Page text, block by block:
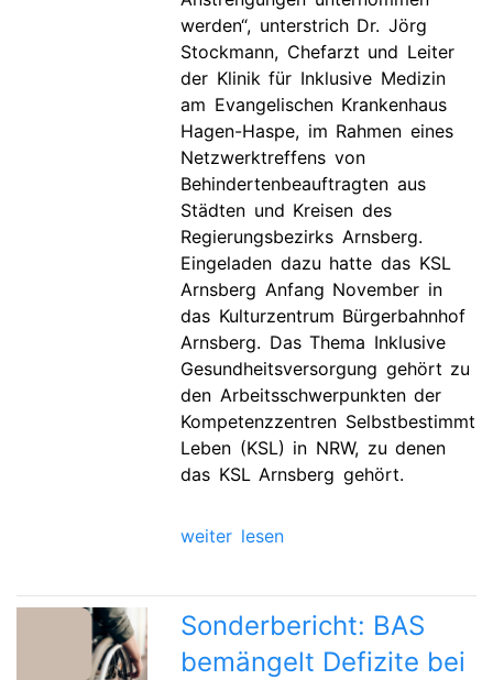
werden“, unterstrich Dr. Jörg
Stockmann, Chefarzt und Leiter
der Klinik für Inklusive Medizin
am Evangelischen Krankenhaus
Hagen-Haspe, im Rahmen eines
Netzwerktreffens von
Behindertenbeauftragten aus
Städten und Kreisen des
Regierungsbezirks Arnsberg.
Eingeladen dazu hatte das KSL
Arnsberg Anfang November in
das Kulturzentrum Bürgerbahnhof
Arnsberg. Das Thema Inklusive
Gesundheitsversorgung gehört zu
den Arbeitsschwerpunkten der
Kompetenzzentren Selbstbestimmt
Leben (KSL) in NRW, zu denen
das KSL Arnsberg gehört.
weiter lesen
Sonderbericht: BAS
bemängelt Defizite bei